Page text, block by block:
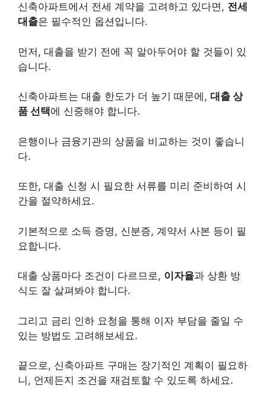
신축아파트에서 전세 계약을 고려하고 있다면, 전세
대출은 필수적인 옵션입니다.
먼저, 대출을 받기 전에 꼭 알아두어야 할 것들이 있
습니다.
신축아파트는 대출 한도가 더 높기 때문에, 대출 상
품 선택에 신중해야 합니다.
은행이나 금융기관의 상품을 비교하는 것이 좋습니
다.
또한, 대출 신청 시 필요한 서류를 미리 준비하여 시
간을 절약하세요.
기본적으로 소득 증명, 신분증, 계약서 사본 등이 필
요합니다.
대출 상품마다 조건이 다르므로, 이자율과 상환 방
식도 잘 살펴봐야 합니다.
그리고 금리 인하 요청을 통해 이자 부담을 줄일 수
있는 방법도 고려해보세요.
끝으로, 신축아파트 구매는 장기적인 계획이 필요하
니, 언제든지 조건을 재검토할 수 있도록 하세요.